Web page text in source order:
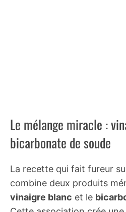
Le mélange miracle :
bicarbonate de soude
La recette qui fait fureur
combine deux produits
vinaigre blanc et le